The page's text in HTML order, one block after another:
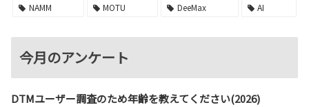
NAMM
MOTU DeeMax AI
今月のアンケート
DTMユーザー調査のため年齢を教えてください(2026)